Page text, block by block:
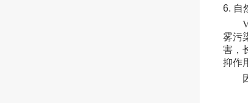
6. 自
雾污
害，
抑作